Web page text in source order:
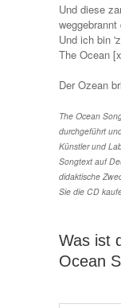
Und diese
Und ich bin
The Ocean
Der Ozean
The Ocean
durchgeführt
Künstler und
Songtext auf
didaktische
Sie die CD
Was ist
Ocean